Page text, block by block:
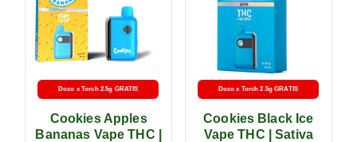
Dozo x Torch 2.5g GRATIS
Cookies Apples
Bananas Vape THC |
Dozo x Torch 2.5g GRATIS
Cookies Black Ice
Vape THC | Sativa